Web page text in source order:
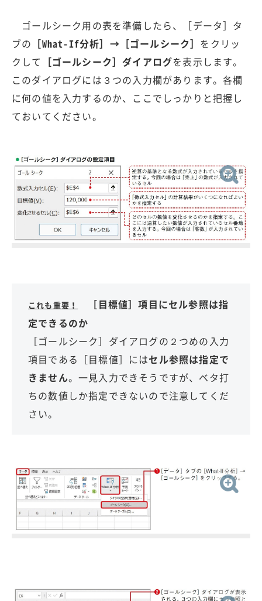
ゴールシーク用の表を準備したら、［データ］タ
ブの ［What-If分析］→［ゴールシーク］ をクリッ
クして
［ゴールシーク］ダイアログを表示します。
このダイアログには３つの入力欄があります。各欄
に何の値を入力するのか、ここでしっかりと把握し
ておいてください。
これも重要！
［目標値］項目にセル参照は指
定できるのか
［ゴールシーク］ダイアログの２つめの入力
項目である［目標値］にはセル参照は指定で
きません。一見入力できそうですが、ベタ打
ちの数値しか指定できないので注意してくだ
さい。